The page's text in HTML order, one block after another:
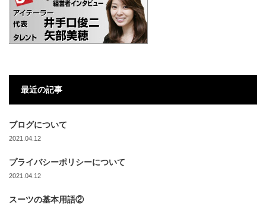
最近の記事
ブログについて
2021.04.12
プライバシーポリシーについて
2021.04.12
スーツの基本用語②